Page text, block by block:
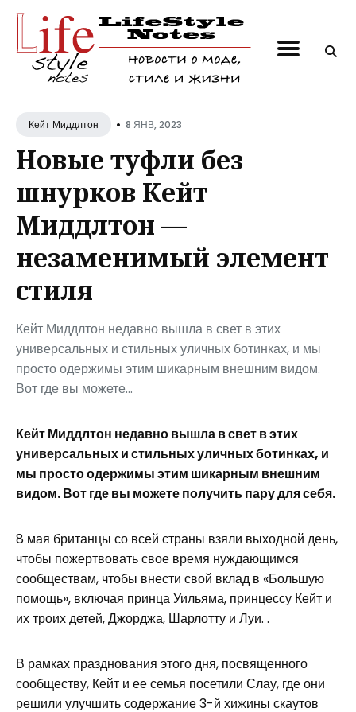
Поиск
Кейт Миддлтон • 8 ЯНВ, 2023
Новые туфли без
шнурков Кейт
Миддлтон —
незаменимый элемент
стиля
Кейт Миддлтон недавно вышла в свет в этих
универсальных и стильных уличных ботинках, и мы
просто одержимы этим шикарным внешним видом.
Вот где вы можете...
Кейт Миддлтон недавно вышла в свет в этих
универсальных и стильных уличных ботинках, и
мы просто одержимы этим шикарным внешним
видом. Вот где вы можете получить пару для себя.
8 мая британцы со всей страны взяли выходной день,
чтобы пожертвовать свое время нуждающимся
сообществам, чтобы внести свой вклад в «Большую
помощь», включая принца Уильяма, принцессу Кейт и
их троих детей, Джорджа, Шарлотту и Луи. .
В рамках празднования этого дня, посвященного
сообществу, Кейт и ее семья посетили Слау, где они
решили улучшить содержание 3-й хижины скаутов